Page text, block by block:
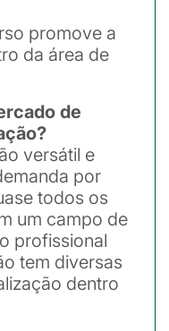
promove a
da área de
de
versátil e
por
todos os
um campo de
profissional
tem diversas
dentro